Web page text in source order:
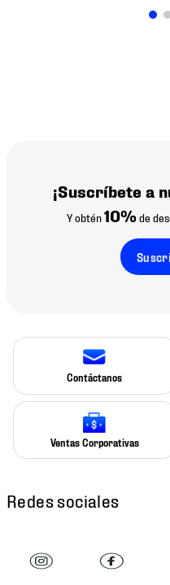
¡Suscríbete a
Y obtén10% de
Contáctanos
Ventas Corporativas
Redes sociales